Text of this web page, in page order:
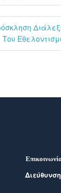
Του
Διεύθυνση